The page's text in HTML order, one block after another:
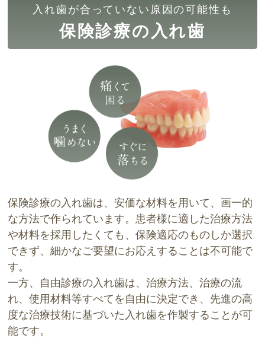
入れ歯が合っていない原因の可能性も
保険診療の入れ歯
保険診療の入れ歯は、安価な材料を用いて、画一的
な方法で作られています。患者様に適した治療方法
や材料を採用したくても、保険適応のものしか選択
できず、細かなご要望にお応えすることは不可能で
す。
一方、自由診療の入れ歯は、治療方法、治療の流
れ、使用材料等すべてを自由に決定でき、先進の高
度な治療技術に基づいた入れ歯を作製することが可
能です。